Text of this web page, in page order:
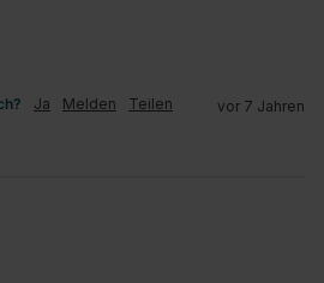
Ja Melden Teilen vor 7 Jahren